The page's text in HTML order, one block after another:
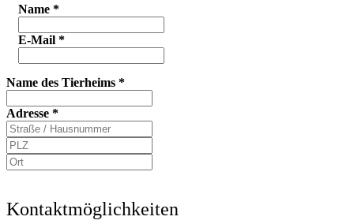
Name *
E-Mail *
Name des Tierheims *
Adresse *
Kontaktmöglichkeiten